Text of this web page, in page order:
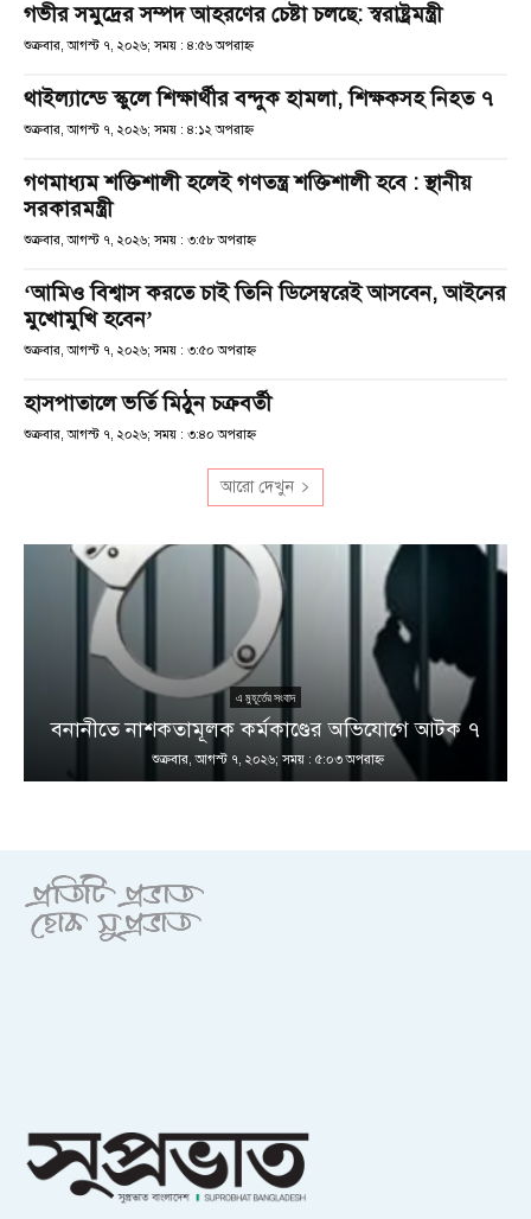
গভীর সমুদ্রের সম্পদ আহরণের চেষ্টা চলছে: স্বরাষ্ট্রমন্ত্রী
শুক্রবার, আগস্ট ৭, ২০২৬; সময় : ৪:৫৬ অপরাহ্ণ
থাইল্যান্ডে স্কুলে শিক্ষার্থীর বন্দুক হামলা, শিক্ষকসহ নিহত ৭
শুক্রবার, আগস্ট ৭, ২০২৬; সময় : ৪:১২ অপরাহ্ণ
গণমাধ্যম শক্তিশালী হলেই গণতন্ত্র শক্তিশালী হবে : স্থানীয়
সরকারমন্ত্রী
শুক্রবার, আগস্ট ৭, ২০২৬; সময় : ৩:৫৮ অপরাহ্ণ
‘আমিও বিশ্বাস করতে চাই তিনি ডিসেম্বরেই আসবেন, আইনের
মুখোমুখি হবেন’
শুক্রবার, আগস্ট ৭, ২০২৬; সময় : ৩:৫০ অপরাহ্ণ
হাসপাতালে ভর্তি মিঠুন চক্রবর্তী
শুক্রবার, আগস্ট ৭, ২০২৬; সময় : ৩:৪০ অপরাহ্ণ
আরো দেখুন
এ মুহূর্তের সংবাদ
বনানীতে নাশকতামূলক কর্মকাণ্ডের অভিযোগে আটক ৭
শুক্রবার, আগস্ট ৭, ২০২৬; সময় : ৫:০৩ অপরাহ্ণ